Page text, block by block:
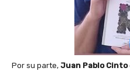
Por su parte, Juan Pablo Cinto